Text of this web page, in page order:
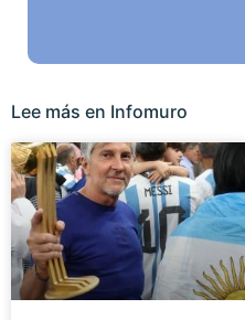
Lee más en Infomuro